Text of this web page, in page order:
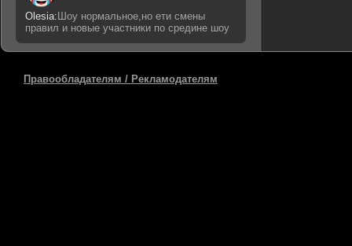
Olesia: Шоу нормальное,но ети смены
правил и новые участники по средине шоу
Правообладателям / Рекламодателям